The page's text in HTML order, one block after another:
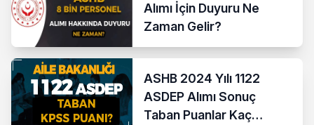
Alımı İçin Duyuru Ne
Zaman Gelir?
ASHB 2024 Yılı 1122
ASDEP Alımı Sonuç
Taban Puanlar Kaç